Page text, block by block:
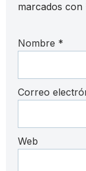
marcados con
Nombre *
Correo
Web